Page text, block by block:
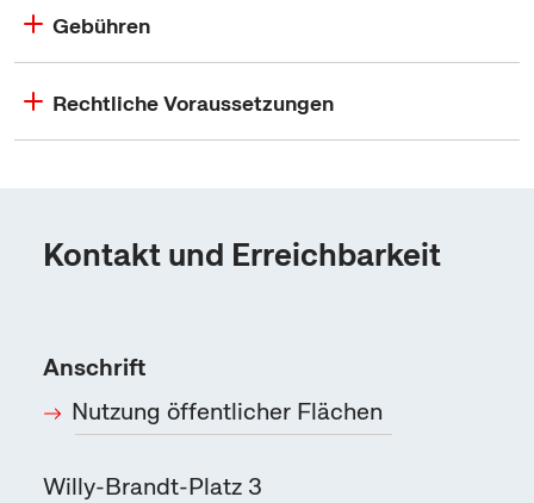
Gebühren
Rechtliche Voraussetzungen
Kontakt und Erreichbarkeit
Anschrift
Nutzung öffentlicher Flächen
Willy-Brandt-Platz 3